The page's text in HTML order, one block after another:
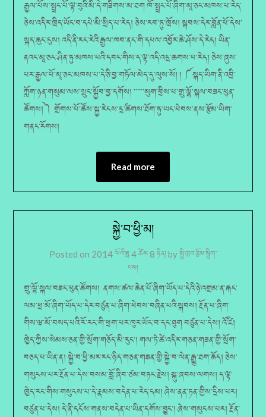
རྒྱལ་པོས་སྤྲང་པོ་ལྟ་བུའི་མི་དེ་གཟིགས་མ་ཐག ཁོ་སྤྲང་པོ་ཞིག་མཱ་ཅང་མཁས་པ་རེད་
ཅེས་འདིར་ཁྲིད་ཡོང་བ་དཔེ་མི་སྲིད་པ་རེད། ཅེས་རབ་ཏུ་ཁྲོས། སྐབས་དེར་བློན་པོ་དེས་
སྐད་ཆུང་ངུས། འདི་ནི་རང་རེའི་རྒྱལ་ཁབ་ནང་གི་དཔལ་འབྱོར་ཆེ་ཤོས་དེ་རེད། ཡིན་
ནའང་མཱ་ཅང་ཤིན་ཏུ་མཁས་པའི་དབང་གིས་ད་ལྟ་འདི་འདྲ་ཆགས་པ་རེད། ཅེས་ཞུས་
པར་རྒྱལ་པོ་མཱ་ཅང་མཁས་པ་དེ་ཅི་བྱ་གཏོལ་མེད་དུ་ལུས་སོ། ། ༼སྐད་ཡིག་ནི་འབྲི་
ཀློག་ཉན་གསུམ་ལས་སྲུང་སྐྱོབ་བྱ་དགོས། ་་་་་་སུག་བྲིས་པ་གྲུ་ལྷོ་སྐལ་བཟང་ཕུན་
ཚོགས།༽ གྲོགས་པོ་ཚོས་སྐྱ་རེངས་དྲ་ཚིགས་ཐོག་ཏུ་ཡང་ཕེབས་ནས་རྩོམ་ཡིག་
གནང་རོགས།
Read more
སྐྱེ་བ་ཕྱི་མ།
Posted on 2014 ལོའི་ཟླ 4 ཚེས 8 ཉིན།byསྤྱི་ཁྱབ་རྩོམ་སྒྲིག་
པས།
གྲུ་ལྷོ་སྐལ་བཟང་ཕུན་ཚོགས། ནགས་ཚལ་ཆེན་པོ་ཞིག་ཡོད་པ་དེའི་ཉེ་འགྲམ་ན་རྐང་
ལམ་ཕྲ་མོ་ཞིག་ཡོད་པ་དེར་བཙུན་པ་ཞིག་ཕེབས་བཞིན་པའི་སྐབས། རྔོན་པ་ཞིག་
གིས་ཝ་མོ་བསད་པའི་རོ་རང་གི་ཕྲག་པར་ཁུར་ཡོང་བ་དང་ཐུག བཙུན་པ་དེས། འོ་ཛི།
ཁྱེད་ཀྱིས་སེམས་ཅན་གྱི་སྲོག་གཅོད་མི་རུང༌། གལ་ཏེ་ཚེ་འདིར་གཅན་གཟན་གྱི་སྲོག་
བཅད་པ་ཡིན་ན། སྐྱེ་བ་ཕྱི་མར་རང་ཉིད་གཅན་གཟན་གྱི་སྐྱེ་བ་ལེན་རྒྱུ་ཐག་ཆོད། ཅེས་
གསུངས་པར་རྔོན་པ་དེས་བསམ་བློ་ཞིབ་ཙམ་བཏང་རྗེས། སྐུ་ཞབས་ལགས། ད་ལྟ་
ཁྱེད་རང་གིས་གསུངས་པ་དེ་རྣམས་བདེན་པ་རེད་དམ། ཞེས་ནན་ཏན་གྱིས་དྲིས་པར།
བཙུན་པ་དེས། དེ་ནི་དངོས་གནས་བདེན་པ་ཡིན་དགོས་བྱུང༌། ཞེས་གསུངས་པར། རྔོན་